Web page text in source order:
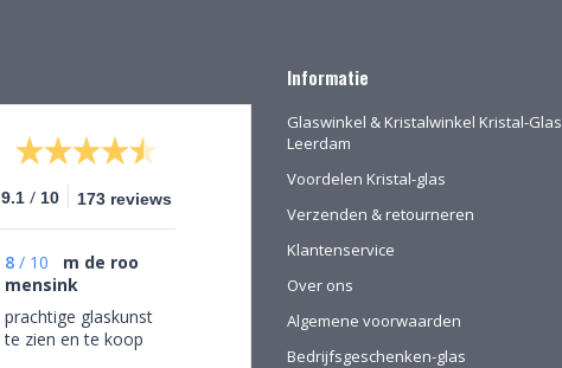
9.1 / 10 173 reviews
8 / 10
m de roo
mensink
prachtige glaskunst
te zien en te koop
Informatie
Glaswinkel & Kristalwinkel Kristal-Glas
Leerdam
Voordelen Kristal-glas
Verzenden & retourneren
Klantenservice
Over ons
Algemene voorwaarden
Bedrijfsgeschenken-glas